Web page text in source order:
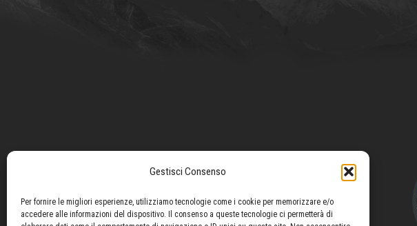
Gestisci Consenso
Per fornire le migliori esperienze, utilizziamo tecnologie come i cookie per memorizzare e/o
accedere alle informazioni del dispositivo. Il consenso a queste tecnologie ci permetterà di